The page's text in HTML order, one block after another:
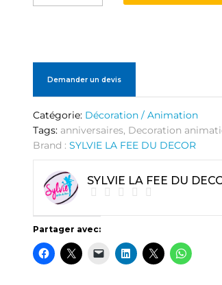
mariés
plaqué
2
quantité
Demander un devis
Catégorie: Décoration / Animation
Tags: anniversaires, Decoration
Brand :SYLVIE LA FEE DU DECOR
SYLVIE LA FEE DU
Partager avec: